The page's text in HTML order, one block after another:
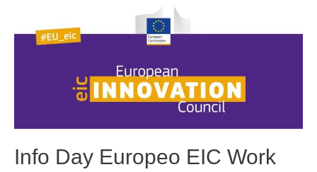
Info Day Europeo EIC Work